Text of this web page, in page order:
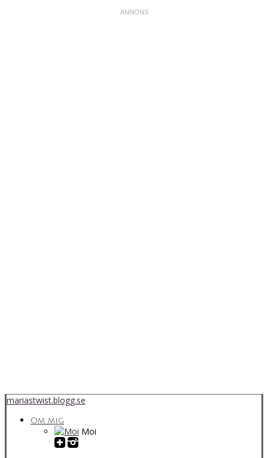
mariastwist.blogg.se
Om mig
Moi